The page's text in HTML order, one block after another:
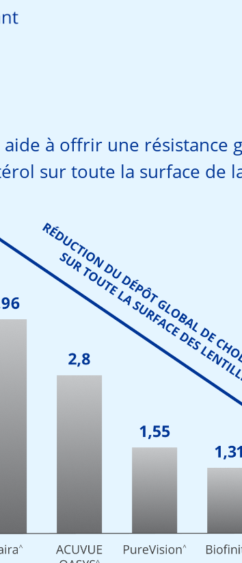
aide à offrir une résistance
sur toute la surface de